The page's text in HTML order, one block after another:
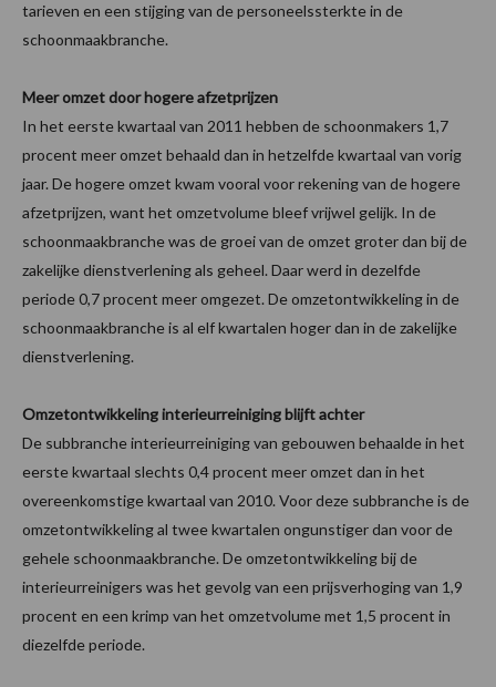
tarieven en een stijging van de personeelssterkte in de
schoonmaakbranche.
Meer omzet door hogere afzetprijzen
In het eerste kwartaal van 2011 hebben de schoonmakers 1,7
procent meer omzet behaald dan in hetzelfde kwartaal van vorig
jaar. De hogere omzet kwam vooral voor rekening van de hogere
afzetprijzen, want het omzetvolume bleef vrijwel gelijk. In de
schoonmaakbranche was de groei van de omzet groter dan bij de
zakelijke dienstverlening als geheel. Daar werd in dezelfde
periode 0,7 procent meer omgezet. De omzetontwikkeling in de
schoonmaakbranche is al elf kwartalen hoger dan in de zakelijke
dienstverlening.
Omzetontwikkeling interieurreiniging blijft achter
De subbranche interieurreiniging van gebouwen behaalde in het
eerste kwartaal slechts 0,4 procent meer omzet dan in het
overeenkomstige kwartaal van 2010. Voor deze subbranche is de
omzetontwikkeling al twee kwartalen ongunstiger dan voor de
gehele schoonmaakbranche. De omzetontwikkeling bij de
interieurreinigers was het gevolg van een prijsverhoging van 1,9
procent en een krimp van het omzetvolume met 1,5 procent in
diezelfde periode.